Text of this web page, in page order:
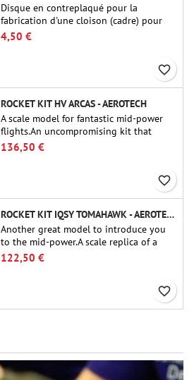
Disque en contreplaqué pour la
fabrication d'une cloison (cadre) pour
raccords tubulaires de 54 mm de Public
Missiles Ltd. (PT-2.1 ou QT-2.1)
4,50 €
favorite_border
ROCKET KIT HV ARCAS - AEROTECH
A scale model for fantastic mid-power
flights.An uncompromising kit that
allows you to build a replica of one of
the most famous sounding-rocket ever.
136,50 €
favorite_border
ROCKET KIT IQSY TOMAHAWK - AEROTECH
Another great model to introduce you
to the mid-power.A scale replica of a
famous sounding rocket, small in size
and peefect to move to higher-level kits.
122,50 €
favorite_border